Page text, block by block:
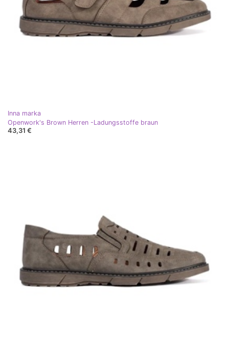
Inna marka
Openwork's Brown Herren -Ladungsstoffe braun
43,31 €